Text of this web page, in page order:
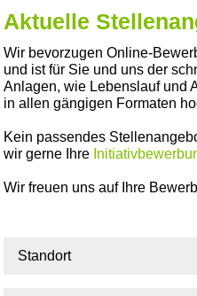
Aktuelle
Wir bevorzugen Online-
und ist für Sie und uns der
Anlagen, wie Lebenslauf und
in allen gängigen Formaten
Kein passendes
wir gerne Ihre
Wir freuen uns auf Ihre
Standort